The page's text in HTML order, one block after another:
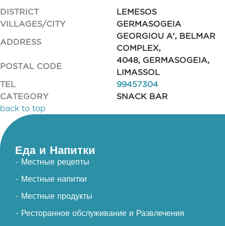
DISTRICT
LEMESOS
VILLAGES/CITY
GERMASOGEIA
ADDRESS
GEORGIOU A', BELMAR
COMPLEX,
POSTAL CODE
4048, GERMASOGEIA,
LIMASSOL
TEL
99457304
CATEGORY
SNACK BAR
back to top
Еда и Напитки
- Местные рецепты
- Местные напитки
- Местные продукты
- Ресторанное обслуживание и Развлечения